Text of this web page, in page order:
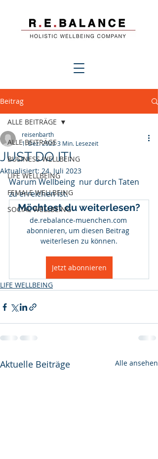
Beitrag
ALLE BEITRÄGE
BUSINESS WELLBEING
LIFE WELLBEING
FEMALE WELLBEING
SOCIAL WELLBEING
ALLE BEITRÄGE
JUST DO IT!
reisenbarth
1. Dez. 20223 Min. Lesezeit
Aktualisiert: 24. Juli 2023
Warum Wellbeing  nur durch Taten
zu erreichen ist.
Möchtest du weiterlesen?
de.rebalance-muenchen.com
abonnieren, um diesen Beitrag
weiterlesen zu können.
Jetzt abonnieren
LIFE WELLBEING
Aktuelle Beiträge Alle ansehen